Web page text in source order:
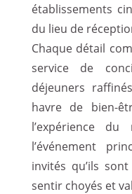
établissements
du lieu de
Chaque détail
service de
déjeuners
havre de bien-
l’expérience
l’événement
invités qu’ils
sentir choyés et